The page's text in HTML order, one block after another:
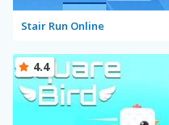
Stair Run Online
4.4